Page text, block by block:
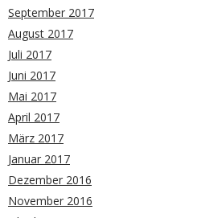
September 2017
August 2017
Juli 2017
Juni 2017
Mai 2017
April 2017
März 2017
Januar 2017
Dezember 2016
November 2016